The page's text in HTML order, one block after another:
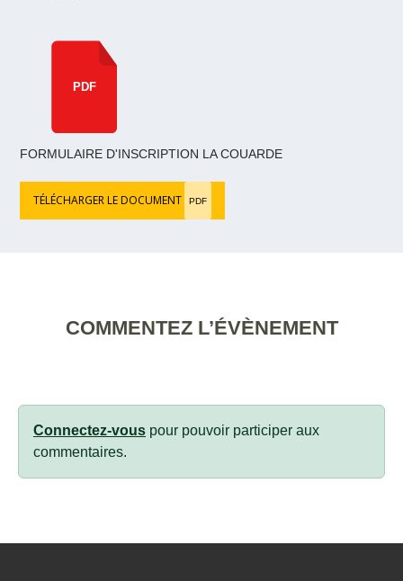
PDF
FORMULAIRE D'INSCRIPTION LA COUARDE
TÉLÉCHARGER LE DOCUMENT PDF
COMMENTEZ L’ÉVÈNEMENT
Connectez-vous pour pouvoir participer aux
commentaires.